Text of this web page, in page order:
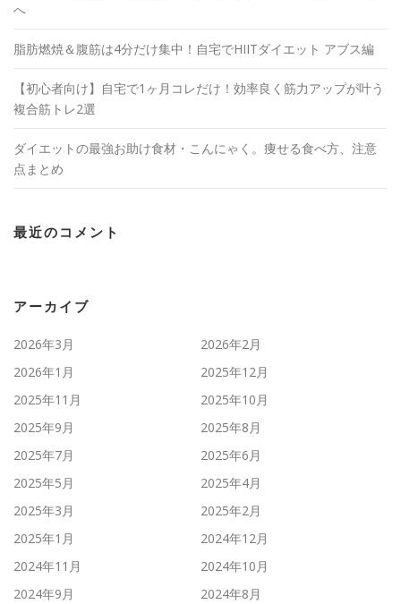
へ
脂肪燃焼＆腹筋は4分だけ集中！自宅でHIITダイエット アブス編
【初心者向け】自宅で1ヶ月コレだけ！効率良く筋力アップが叶う
複合筋トレ2選
ダイエットの最強お助け食材・こんにゃく。痩せる食べ方、注意
点まとめ
最近のコメント
アーカイブ
2026年3月
2026年2月
2026年1月
2025年12月
2025年11月
2025年10月
2025年9月
2025年8月
2025年7月
2025年6月
2025年5月
2025年4月
2025年3月
2025年2月
2025年1月
2024年12月
2024年11月
2024年10月
2024年9月
2024年8月